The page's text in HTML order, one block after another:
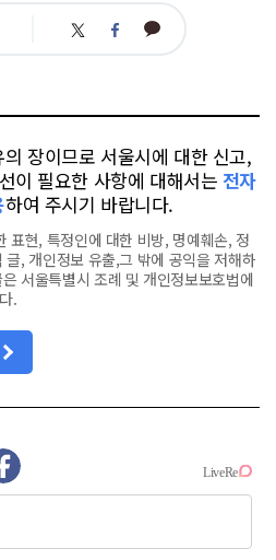
트 페 카
장이므로 서울시에 대한 신고,
이 필요한 사항에 대해서는 전자
하여 주시기 바랍니다.
표현, 특정인에 대한 비방, 명예훼손, 정
, 개인정보 유출,그 밖에 공익을 저해하
서울특별시 조례 및 개인정보보호법에
.